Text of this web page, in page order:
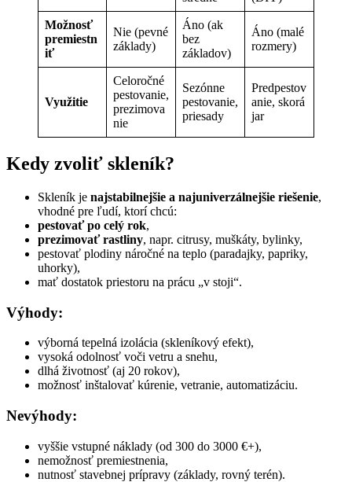
Možnosť
premiestn
iť
Nie (pevné
základy)
Áno (ak
bez
základov)
Áno (malé
rozmery)
Využitie
Celoročné
pestovanie,
prezimova
nie
Sezónne
pestovanie,
priesady
Predpestov
anie, skorá
jar
Kedy zvoliť skleník?
Skleník je najstabilnejšie a najuniverzálnejšie riešenie,
vhodné pre ľudí, ktorí chcú:
pestovať po celý rok,
prezimovať rastliny, napr. citrusy, muškáty, bylinky,
pestovať plodiny náročné na teplo (paradajky, papriky,
uhorky),
mať dostatok priestoru na prácu „v stoji“.
Výhody:
výborná tepelná izolácia (skleníkový efekt),
vysoká odolnosť voči vetru a snehu,
dlhá životnosť (aj 20 rokov),
možnosť inštalovať kúrenie, vetranie, automatizáciu.
Nevýhody:
vyššie vstupné náklady (od 300 do 3000 €+),
nemožnosť premiestnenia,
nutnosť stavebnej prípravy (základy, rovný terén).